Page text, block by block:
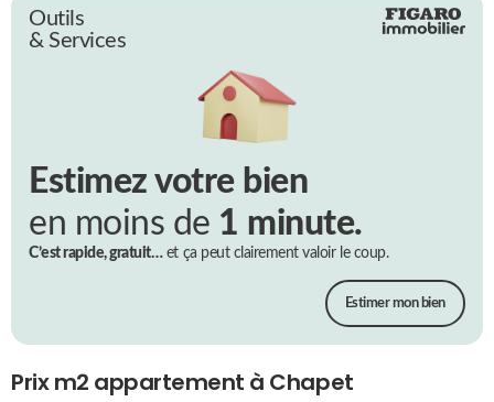
Outils
& Services
Estimez votre bien
en moins de 1 minute.
C’est rapide, gratuit…et ça peut clairement valoir le coup.
Estimer mon bien
Prix m2 appartement à Chapet